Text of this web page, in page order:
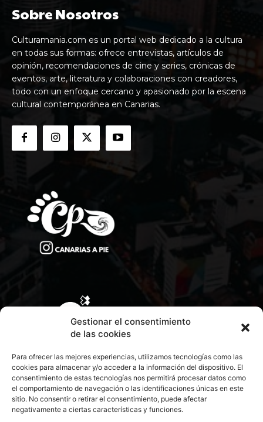
Gestionar el consentimiento
de las cookies
Para ofrecer las mejores experiencias, utilizamos tecnologías como las
cookies para almacenar y/o acceder a la información del dispositivo. El
consentimiento de estas tecnologías nos permitirá procesar datos como
el comportamiento de navegación o las identificaciones únicas en este
sitio. No consentir o retirar el consentimiento, puede afectar
negativamente a ciertas características y funciones.
Sobre Nosotros
Culturamania.com es un portal web dedicado a la cultura
en todas sus formas: ofrece entrevistas, artículos de
opinión, recomendaciones de cine y series, crónicas de
eventos, arte, literatura y colaboraciones con creadores,
todo con un enfoque cercano y apasionado por la escena
cultural contemporánea en Canarias.
CONTACTA CON NOSOTROS